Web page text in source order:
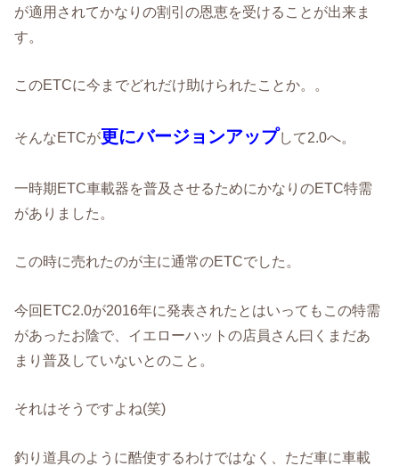
が適用されてかなりの割引の恩恵を受けることが出来ま
す。
このETCに今までどれだけ助けられたことか。。
そんなETCが更にバージョンアップして2.0へ。
一時期ETC車載器を普及させるためにかなりのETC特需
がありました。
この時に売れたのが主に通常のETCでした。
今回ETC2.0が2016年に発表されたとはいってもこの特需
があったお陰で、イエローハットの店員さん曰くまだあ
まり普及していないとのこと。
それはそうですよね(笑)
釣り道具のように酷使するわけではなく、ただ車に車載